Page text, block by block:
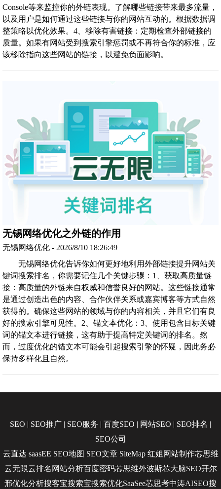
Console等来监控你的外链表现。了解哪些链接带来最多流量，
以及用户是如何通过这些链接与你的网站互动的。根据数据调
整策略以优化效果。4、移除有害链接：定期检查外部链接的
质量。如果有网站受到搜索引擎惩罚或不再符合你的标准，应
该移除指向这些网站的链接，以避免负面影响。
无锡网络优化之外链的作用
无锡网络优化 - 2026/8/10 18:26:49
无锡网络优化告诉你如何更好地利用外部链接提升网站关
键词搜索排名，你需要记住几个关键步骤：1、获取高质量链
接：高质量的外链来自权威和信誉良好的网站。这些链接通常
是通过创造出色的内容、合作伙伴关系或嘉宾博客等方式自然
获得的。确保这些网站的领域与你的内容相关，并且它们有良
好的搜索引擎可见性。2、锚文本优化：3、使用包含目标关键
词的锚文本进行链接，这有助于提高特定关键词的排名。然
而，过度优化的锚文本可能会引起搜索引擎的怀疑，因此务必
保持多样化且自然。
SEO | SEO推广 | SEO服务 | 百度SEO | 网站SEO | SEO排名 |
SEO公司
云直达 saasEE SEO地图 SEO文章 SiteMap 红姐网站制作芯思维
云无限云排名 网站分析百度密码芯思维外波斯芯大脑SEO开尔
邢优化分析搜客宝搜索宝搜索优化SaaSee芯思考中涛AISEO搜